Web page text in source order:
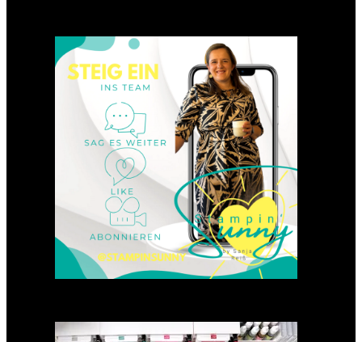
Einsteigen 2025 im Team
Stampin‘ Sunny
23. Januar 2025
GANZ NEU: Scrapbooking